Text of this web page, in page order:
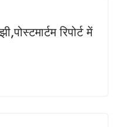
रिपोर्ट में